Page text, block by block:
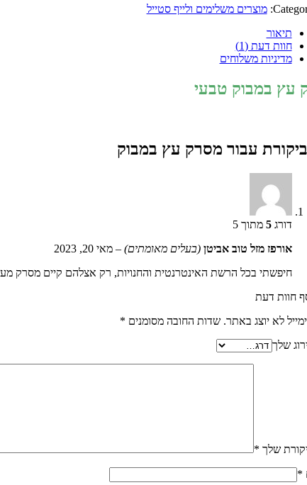
מוצרים משלימים ולייף סטייל
תיאור
חוות דעת (1)
מדיניות משלוחים
עץ במבוק טבעי
מסרק עץ במבוק
דורג5 מתוך 5
אורפז מזל טוב אביטן(בעלים מאומתים) – מאי 20, 2023
חיפשתי בכל הרשת האינטרנטית והחנויות, רק אצלהם קיים מסרק
חוות דעת
לא יוצג באתר. שדות החובה מסומנים *
שלך
שלך *
*